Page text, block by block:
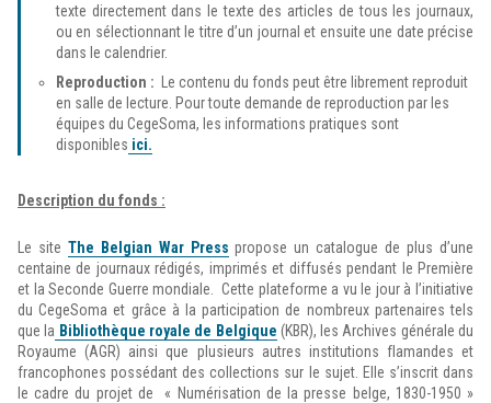
texte directement dans le texte des articles de tous les journaux,
ou en sélectionnant le titre d’un journal et ensuite une date précise
dans le calendrier.
Reproduction :
Le contenu du fonds peut être librement reproduit
en salle de lecture. Pour toute demande de reproduction par les
équipes du CegeSoma, les informations pratiques sont
disponibles ici.
Description du fonds :
Le site The Belgian War Press propose un catalogue de plus d’une
centaine de journaux rédigés, imprimés et diffusés pendant le Première
et la Seconde Guerre mondiale. Cette plateforme a vu le jour à l’initiative
du CegeSoma et grâce à la participation de nombreux partenaires tels
que la Bibliothèque royale de Belgique (KBR), les Archives générale du
Royaume (AGR) ainsi que plusieurs autres institutions flamandes et
francophones possédant des collections sur le sujet. Elle s’inscrit dans
le cadre du projet de « Numérisation de la presse belge, 1830-1950 »